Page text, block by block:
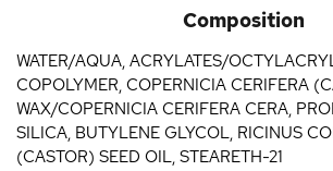
Composition
WATER/AQUA, ACRYLATES/
COPOLYMER, COPERNICIA CERIFERA
WAX/COPERNICIA CERIFERA CERA,
SILICA, BUTYLENE GLYCOL, RICINUS
(CASTOR) SEED OIL, STEARETH-21